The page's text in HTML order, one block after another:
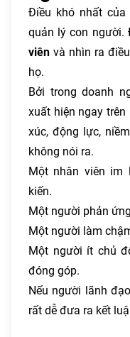
Điều khó nhất
quản lý con người.
viên và nhìn ra
họ.
Bởi trong doanh
xuất hiện ngay
xúc, động lực,
không nói ra.
Một nhân viên im
kiến.
Một người phản
Một người làm
Một người ít chủ
đóng góp.
Nếu người lãnh
rất dễ đưa ra kết